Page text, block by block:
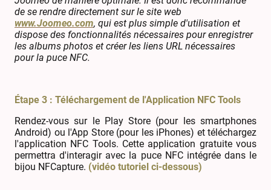
de se rendre directement sur le site web
www.Joomeo.com, qui est plus simple d'utilisation et
dispose des fonctionnalités nécessaires pour enregistrer
les albums photos et créer les liens URL nécessaires
pour la puce NFC.
Étape 3 : Téléchargement de l'Application NFC Tools
Rendez-vous sur le Play Store (pour les smartphones
Android) ou l'App Store (pour les iPhones) et téléchargez
l'application NFC Tools. Cette application gratuite vous
permettra d'interagir avec la puce NFC intégrée dans le
bijou NFCapture. (vidéo tutoriel ci-dessous)